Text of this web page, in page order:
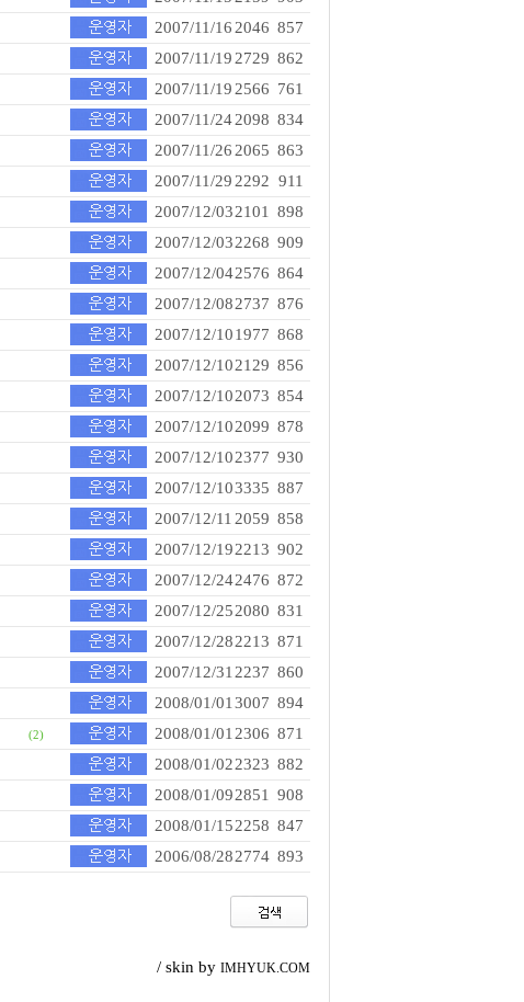
2007/11/16 2046 857
2007/11/19 2729 862
2007/11/19 2566 761
2007/11/242098 834
2007/11/26 2065 863
2007/11/29 2292 911
2007/12/032101
898
2007/12/032268 909
2007/12/042576 864
2007/12/082737 876
2007/12/101977 868
2007/12/102129 856
2007/12/102073 854
2007/12/102099 878
2007/12/102377 930
2007/12/103335 887
2007/12/11 2059 858
2007/12/192213 902
2007/12/242476 872
2007/12/252080 831
2007/12/282213 871
2007/12/31 2237 860
2008/01/01 3007 894
(2) 2008/01/01 2306 871
2008/01/022323 882
2008/01/092851
908
2008/01/152258 847
2006/08/282774 893
/ skin by IMHYUK.COM